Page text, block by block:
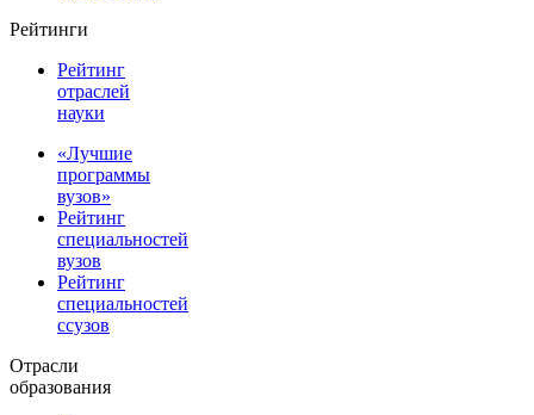
Рейтинги
Рейтинг
отраслей
науки
«Лучшие
программы
вузов»
Рейтинг
специальностей
вузов
Рейтинг
специальностей
ссузов
Отрасли
образования